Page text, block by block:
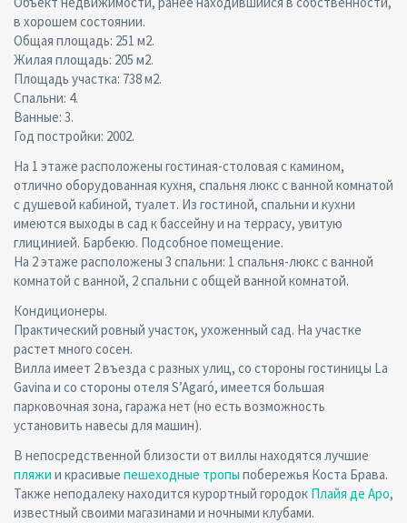
в хорошем состоянии.
Общая площадь: 251 м2.
Жилая площадь: 205 м2.
Площадь участка: 738 м2.
Спальни: 4.
Ванные: 3.
Год постройки: 2002.
На 1 этаже расположены гостиная-столовая с камином,
отлично оборудованная кухня, спальня люкс с ванной комнатой
с душевой кабиной, туалет. Из гостиной, спальни и кухни
имеются выходы в сад к бассейну и на террасу, увитую
глицинией. Барбекю. Подсобное помещение.
На 2 этаже расположены 3 спальни: 1 спальня-люкс с ванной
комнатой с ванной, 2 спальни с общей ванной комнатой.
Кондиционеры.
Практический ровный участок, ухоженный сад. На участке
растет много сосен.
Вилла имеет 2 въезда с разных улиц, со стороны гостиницы La
Gavina и со стороны отеля S’Agaró, имеется большая
парковочная зона, гаража нет (но есть возможность
установить навесы для машин).
В непосредственной близости от виллы находятся лучшие
пляжи и красивые пешеходные тропы побережья Коста Брава.
Также неподалеку находится курортный городок Плайя де Аро,
известный своими магазинами и ночными клубами.